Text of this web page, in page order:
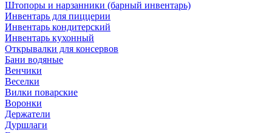
Штопоры и нарзанники (барный инвентарь)
Инвентарь для пиццерии
Инвентарь кондитерский
Инвентарь кухонный
Открывалки для консервов
Бани водяные
Венчики
Веселки
Вилки поварские
Воронки
Держатели
Дуршлаги